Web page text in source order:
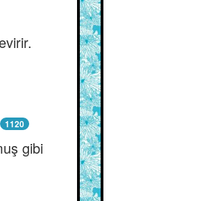
1120
gibi